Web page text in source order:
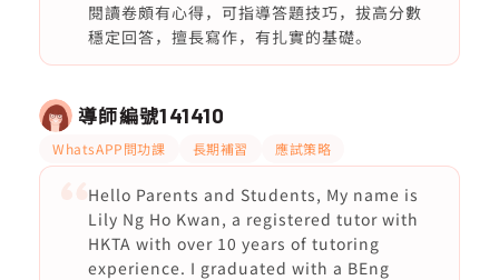
閱讀卷頗有心得，可指導答題技巧，拔高分數
穩定回答，擅長寫作，有扎實的基礎。
導師編號141410
WhatsAPP問功課 長期補習 應試策略
Hello Parents and Students, My name is
Lily Ng Ho Kwan, a registered tutor with
HKTA with over 10 years of tutoring
experience. I graduated with a BEng